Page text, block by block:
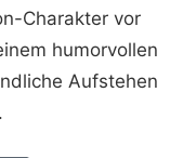
Charakter vor
humorvollen
Aufstehen